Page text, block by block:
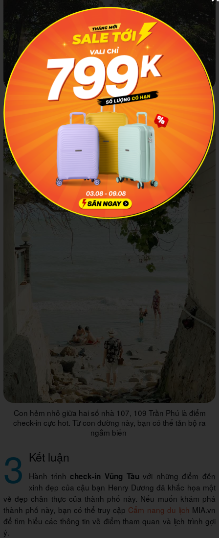
Bạch Dinh, một địa điểm xinh đẹp mà bạn nên chiêm ngưỡng
khi check-in Vũng Tàu
Con hẻm nhỏ giữa hai số nhà 107, 109 Trần Phú là điểm
check-in cực hot. Từ con đường này, bạn có thể tản bộ ra
ngắm biển
3 Kết luận
Hành trình check-in Vũng Tàu với những điểm đến
xinh đẹp của cậu bạn Henry Dương đã khắc họa một
vẻ đẹp chân thực của thành phố này. Nếu muốn khám phá
thành phố này, bạn có thể truy cập Cẩm nang du lịch MIA.vn
để tìm hiểu các thông tin về điểm tham quan và lịch trình gợi
ý.